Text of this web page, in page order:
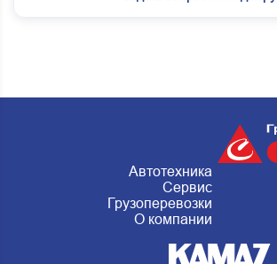
Автотехника
Сервис
Грузоперевозки
О компании